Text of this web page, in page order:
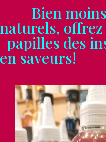
Bien moins
naturels,
papilles des
en saveurs!